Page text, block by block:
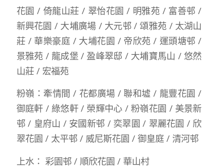
花園 / 倚龍山莊 / 翠怡花園 / 明雅苑 / 富善邨 /
新興花園 / 大埔廣場 / 大元邨 / 頌雅苑 / 太湖山
莊 / 華樂豪庭 / 大埔花園 / 帝欣苑 / 運頭塘邨 /
景雅苑 / 龍成堡 / 盈峰翠邸 / 大埔寶馬山 / 悠然
山莊 / 宏福苑
粉嶺：牽情間 / 花都廣場 / 聯和墟 / 龍豐花園 /
御庭軒 / 綠悠軒 / 榮輝中心 / 粉嶺花園 / 美景新
邨 / 皇府山 / 安國新邨 / 奕翠園 / 翠麗花園 / 欣
翠花園 / 太平邨 / 威尼斯花園 / 御皇庭 / 清河邨
上水： 彩園邨 / 順欣花園 / 華山村